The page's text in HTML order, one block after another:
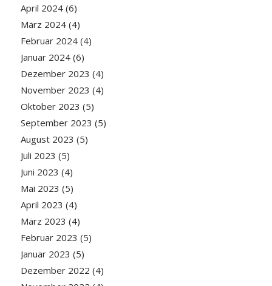
April 2024(6)
März 2024(4)
Februar 2024(4)
Januar 2024(6)
Dezember 2023 (4)
November 2023 (4)
Oktober 2023 (5)
September 2023 (5)
August 2023 (5)
Juli 2023 (5)
Juni 2023 (4)
Mai 2023 (5)
April 2023 (4)
März 2023 (4)
Februar 2023 (5)
Januar 2023 (5)
Dezember 2022 (4)